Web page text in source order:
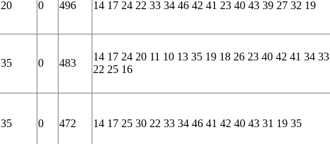
20 0 496 14 17 24 22 33 34 46 42 41 23 40 43 39 27 32 19
35 0 483
14 17 24 20 11 10 13 35 19 18 26 23 40 42 41 34 33
22 25 16
35 0 472 14 17 25 30 22 33 34 46 41 42 40 43 31 19 35